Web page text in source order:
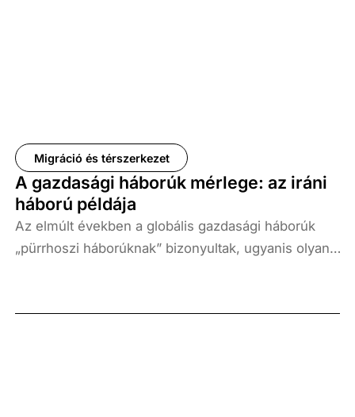
Migráció és térszerkezet
A gazdasági háborúk mérlege: az iráni
háború példája
Az elmúlt években a globális gazdasági háborúk
„pürrhoszi háborúknak” bizonyultak, ugyanis olyan
érintett fél számára. Ezt az állítást alátámasztja az